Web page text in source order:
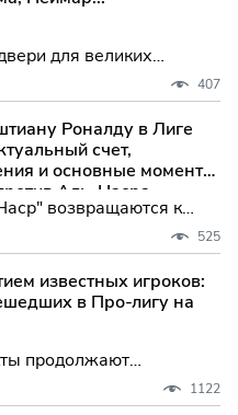
для великих
эмигрировать в
в лиге, где
деньги, чтобы
407
Роналду в Лиге
счет,
и основные моменты
Аль-Насра.
возвращаются к
с матчем 1/8 финала
"Аль-Фейха" 14
525
известных игроков:
в Про-лигу на
продолжают
в Саудовскую
летом.
1122